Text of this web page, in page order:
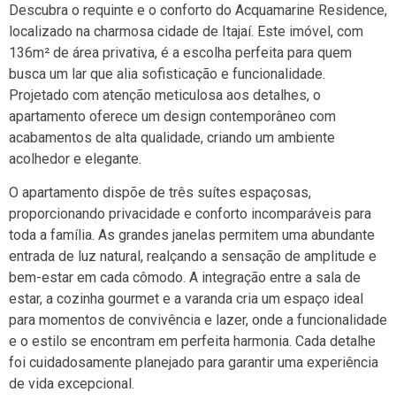
Descubra o requinte e o conforto do Acquamarine Residence,
localizado na charmosa cidade de Itajaí. Este imóvel, com
136m² de área privativa, é a escolha perfeita para quem
busca um lar que alia sofisticação e funcionalidade.
Projetado com atenção meticulosa aos detalhes, o
apartamento oferece um design contemporâneo com
acabamentos de alta qualidade, criando um ambiente
acolhedor e elegante.
O apartamento dispõe de três suítes espaçosas,
proporcionando privacidade e conforto incomparáveis para
toda a família. As grandes janelas permitem uma abundante
entrada de luz natural, realçando a sensação de amplitude e
bem-estar em cada cômodo. A integração entre a sala de
estar, a cozinha gourmet e a varanda cria um espaço ideal
para momentos de convivência e lazer, onde a funcionalidade
e o estilo se encontram em perfeita harmonia. Cada detalhe
foi cuidadosamente planejado para garantir uma experiência
de vida excepcional.